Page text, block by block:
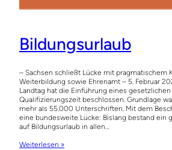
Bildungsurlaub
– Sachsen schließt Lücke mit pragmatischem
Weiterbildung sowie Ehrenamt – 5. Februar
Landtag hat die Einführung eines
Qualifizierungszeit beschlossen. Grundlage
mehr als 55.000 Unterschriften. Mit dem
eine bundesweite Lücke: Bislang bestand ein
auf Bildungsurlaub in allen…
Weiterlesen »